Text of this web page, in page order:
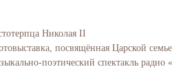
Николая II
посвящённая Царской
поэтический спектакль радио